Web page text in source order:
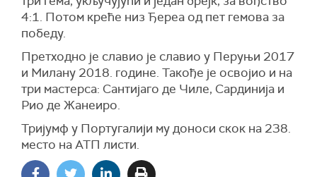
4:1. Потом креће низ Ђереа од пет гемова за
победу.
Претходно је славио је славио у Перуњи 2017
и Милану 2018. године. Такође је освојио и на
три мастерса: Сантијаго де Чиле, Сардинија и
Рио де Жанеиро.
Тријумф у Португалији му доноси скок на 238.
место на АТП листи.